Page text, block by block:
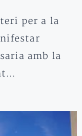
per a la
amb la